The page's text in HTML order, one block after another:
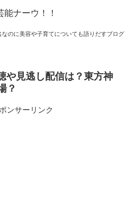
のに美容や子育てについても語りだすブログ
や見逃し配信は？東方神
？
ンサーリンク